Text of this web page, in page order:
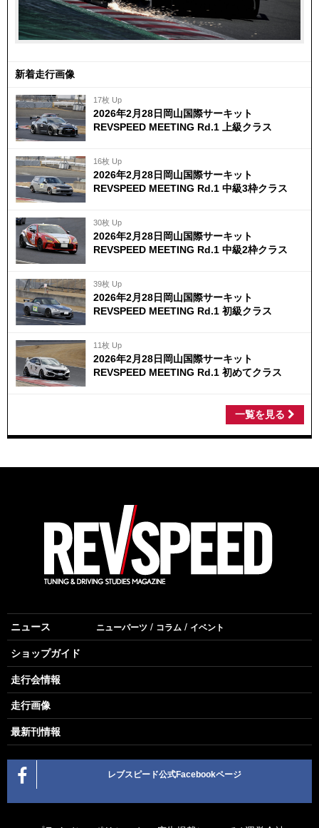
新着走行画像
17枚 Up
2026年2月28日岡山国際サーキット
REVSPEED MEETING Rd.1 上級クラス
16枚 Up
2026年2月28日岡山国際サーキット
REVSPEED MEETING Rd.1 中級3枠クラス
30枚 Up
2026年2月28日岡山国際サーキット
REVSPEED MEETING Rd.1 中級2枠クラス
39枚 Up
2026年2月28日岡山国際サーキット
REVSPEED MEETING Rd.1 初級クラス
11枚 Up
2026年2月28日岡山国際サーキット
REVSPEED MEETING Rd.1 初めてクラス
一覧を見る
ニュース ニューパーツ コラム イベント
ショップガイド
走行会情報
走行画像
最新刊情報
レブスピード公式Facebookページ